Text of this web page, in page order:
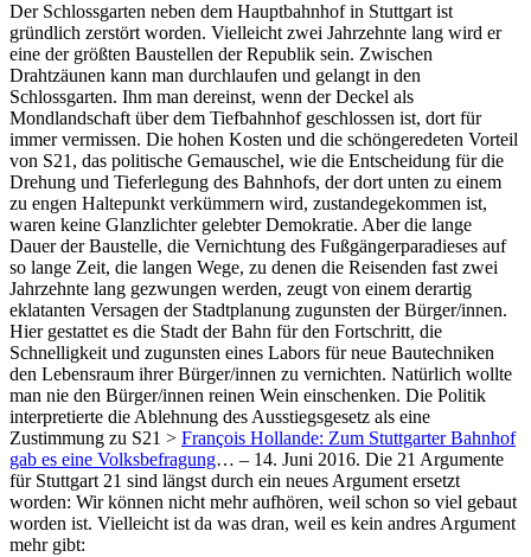
Der Schlossgarten neben dem Hauptbahnhof in Stuttgart ist
gründlich zerstört worden. Vielleicht zwei Jahrzehnte lang wird er
eine der größten Baustellen der Republik sein. Zwischen
Drahtzäunen kann man durchlaufen und gelangt in den
Schlossgarten. Ihm man dereinst, wenn der Deckel als
Mondlandschaft über dem Tiefbahnhof geschlossen ist, dort für
immer vermissen. Die hohen Kosten und die schöngeredeten Vorteil
von S21, das politische Gemauschel, wie die Entscheidung für die
Drehung und Tieferlegung des Bahnhofs, der dort unten zu einem
zu engen Haltepunkt verkümmern wird, zustandegekommen ist,
waren keine Glanzlichter gelebter Demokratie. Aber die lange
Dauer der Baustelle, die Vernichtung des Fußgängerparadieses auf
so lange Zeit, die langen Wege, zu denen die Reisenden fast zwei
Jahrzehnte lang gezwungen werden, zeugt von einem derartig
eklatanten Versagen der Stadtplanung zugunsten der Bürger/innen.
Hier gestattet es die Stadt der Bahn für den Fortschritt, die
Schnelligkeit und zugunsten eines Labors für neue Bautechniken
den Lebensraum ihrer Bürger/innen zu vernichten. Natürlich wollte
man nie den Bürger/innen reinen Wein einschenken. Die Politik
interpretierte die Ablehnung des Ausstiegsgesetz als eine
Zustimmung zu S21 > François Hollande: Zum Stuttgarter Bahnhof
gab es eine Volksbefragung… – 14. Juni 2016. Die 21 Argumente
für Stuttgart 21 sind längst durch ein neues Argument ersetzt
worden: Wir können nicht mehr aufhören, weil schon so viel gebaut
worden ist. Vielleicht ist da was dran, weil es kein andres Argument
mehr gibt: